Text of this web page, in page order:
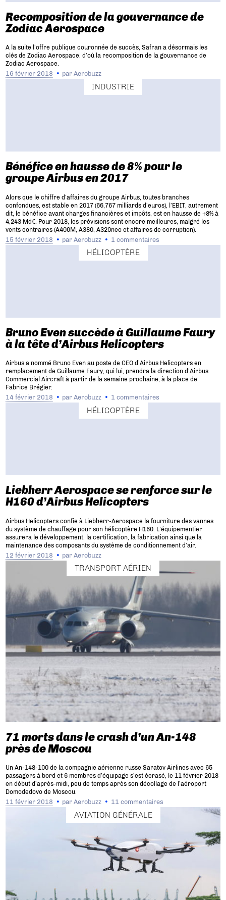
Recomposition de la gouvernance de
Zodiac Aerospace
A la suite l’offre publique couronnée de succès, Safran a désormais les
clés de Zodiac Aerospace, d’où la recomposition de la gouvernance de
Zodiac Aerospace.
16 février 2018 parAerobuzz
INDUSTRIE
Bénéfice en hausse de 8% pour le
groupe Airbus en 2017
Alors que le chiffre d’affaires du groupe Airbus, toutes branches
confondues, est stable en 2017 (66,767 milliards d’euros), l’EBIT, autrement
dit, le bénéfice avant charges financières et impôts, est en hausse de +8% à
4,243 Md€. Pour 2018, les prévisions sont encore meilleures, malgré les
vents contraires (A400M, A380, A320neo et affaires de corruption).
15 février 2018 parAerobuzz 1 commentaires
HÉLICOPTÈRE
Bruno Even succède à Guillaume Faury
à la tête d’Airbus Helicopters
Airbus a nommé Bruno Even au poste de CEO d’Airbus Helicopters en
remplacement de Guillaume Faury, qui lui, prendra la direction d’Airbus
Commercial Aircraft à partir de la semaine prochaine, à la place de
Fabrice Brégier.
14 février 2018 parAerobuzz 1 commentaires
HÉLICOPTÈRE
Liebherr Aerospace se renforce sur le
H160 d’Airbus Helicopters
Airbus Helicopters confie à Liebherr-Aerospace la fourniture des vannes
du système de chauffage pour son hélicoptère H160. L’équipementier
assurera le développement, la certification, la fabrication ainsi que la
maintenance des composants du système de conditionnement d’air.
12 février 2018 parAerobuzz
TRANSPORT AÉRIEN
71 morts dans le crash d’un An-148
près de Moscou
Un An-148-100 de la compagnie aérienne russe Saratov Airlines avec 65
passagers à bord et 6 membres d’équipage s’est écrasé, le 11 février 2018
en début d’après-midi, peu de temps après son décollage de l’aéroport
Domodedovo de Moscou.
11 février 2018 parAerobuzz 11 commentaires
AVIATION GÉNÉRALE